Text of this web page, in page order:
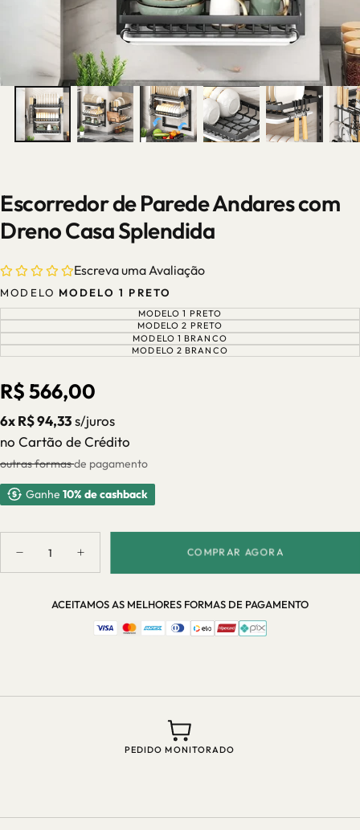
Escorredor de Parede Andares com
Dreno Casa Splendida
Escreva uma Avaliação
MODELO MODELO 1 PRETO
MODELO 1 PRETO
VARIANTE
ESGOTADA
OU
INDISPONÍVEL
MODELO 2 PRETO
VARIANTE
ESGOTADA
OU
INDISPONÍVEL
MODELO 1 BRANCO
VARIANTE
ESGOTADA
OU
MODELO 2 BRANCO
VARIANTE
Preço
regular
R$ 566,00
6x R$ 94,33s/juros
no Cartão de Crédito
outras formas de pagamento
Ganhe 10% de cashback
Diminuir
quantidade
Aumentar
quantidade
de
Andares
COMPRAR AGORA
ACEITAMOS AS MELHORES FORMAS DE PAGAMENTO
PEDIDO MONITORADO